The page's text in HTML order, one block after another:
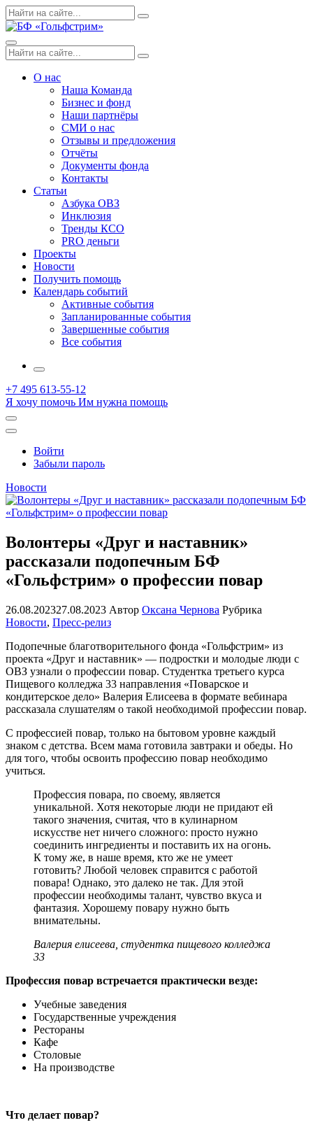
Skip
to
Поиск
по:
Search
Menu
Поиск
по:
Search
О нас
Наша Команда
Бизнес и фонд
Наши партнёры
СМИ о нас
Отзывы и предложения
Отчёты
Документы фонда
Контакты
Статьи
Азбука ОВЗ
Инклюзия
Тренды КСО
PRO деньги
Проекты
Новости
Получить помощь
Календарь событий
Активные события
Запланированные события
Завершенные события
Все события
More
+7 495 613-55-12
Я хочу помочь Им нужна помощь
Открыть
поиск
Профиль
Войти
Забыли пароль
Новости
Волонтеры «Друг и наставник»
рассказали подопечным БФ
«Гольфстрим» о профессии повар
26.08.202327.08.2023 Автор Оксана Чернова Рубрика
Новости, Пресс-релиз
Подопечные благотворительного фонда «Гольфстрим» из
проекта «Друг и наставник» — подростки и молодые люди с
ОВЗ узнали о профессии повар. Студентка третьего курса
Пищевого колледжа 33 направления «Поварское и
кондитерское дело» Валерия Елисеева в формате вебинара
рассказала слушателям о такой необходимой профессии повар.
С профессией повар, только на бытовом уровне каждый
знаком с детства. Всем мама готовила завтраки и обеды. Но
для того, чтобы освоить профессию повар необходимо
учиться.
Профессия повара, по своему, является
уникальной. Хотя некоторые люди не придают ей
такого значения, считая, что в кулинарном
искусстве нет ничего сложного: просто нужно
соединить ингредиенты и поставить их на огонь.
К тому же, в наше время, кто же не умеет
готовить? Любой человек справится с работой
повара! Однако, это далеко не так. Для этой
профессии необходимы талант, чувство вкуса и
фантазия. Хорошему повару нужно быть
внимательны.
Валерия елисеева, студентка пищевого колледжа
33
Профессия повар встречается практически везде:
Учебные заведения
Государственные учреждения
Рестораны
Кафе
Столовые
На производстве
Что делает повар?